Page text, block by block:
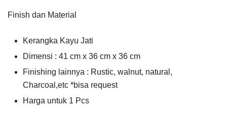
Finish dan Material
Kerangka Kayu Jati
Dimensi : 41 cm x 36 cm x 36 cm
Finishing lainnya : Rustic, walnut, natural,
Charcoal,etc *bisa request
Harga untuk 1 Pcs